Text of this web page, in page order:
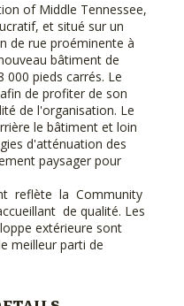
of Middle Tennessee,
et situé sur un
de rue proéminente à
bâtiment de
000 pieds carrés. Le
de profiter de son
de l'organisation. Le
le bâtiment et loin
d'atténuation des
paysager pour
reflète la Community
de qualité. Les
extérieure sont
meilleur parti de